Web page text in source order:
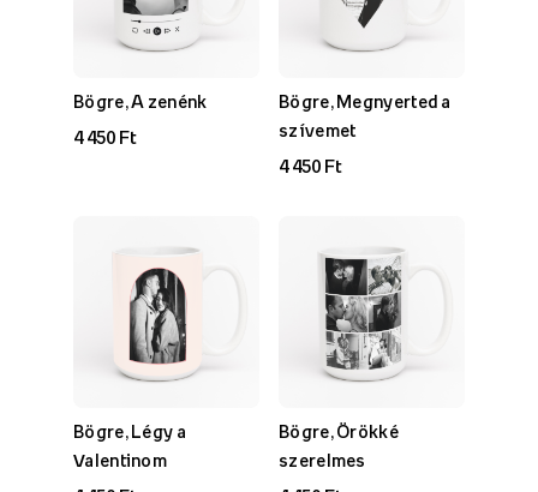
Bögre, A zenénk
4 450 Ft
Bögre, Megnyerted a
szívemet
4 450 Ft
Bögre, Légy a
Valentinom
Bögre, Örökké
szerelmes